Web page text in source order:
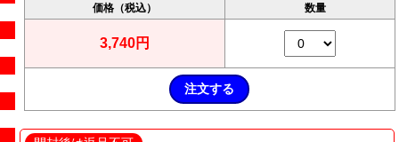
価格（税込） 数量
3,740円